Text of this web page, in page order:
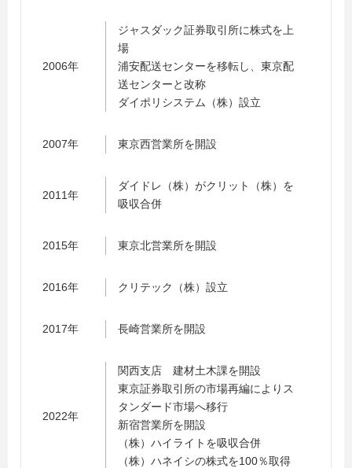
2006年
ジャスダック証券取引所に株式を上
場
浦安配送センターを移転し、東京配
送センターと改称
ダイポリシステム（株）設立
2007年 東京西営業所を開設
2011年
ダイドレ（株）がクリット（株）を
吸収合併
2015年 東京北営業所を開設
2016年 クリテック（株）設立
2017年 長崎営業所を開設
2022年
関西支店 建材土木課を開設
東京証券取引所の市場再編によりス
タンダード市場へ移行
新宿営業所を開設
（株）ハイライトを吸収合併
（株）ハネイシの株式を100％取得